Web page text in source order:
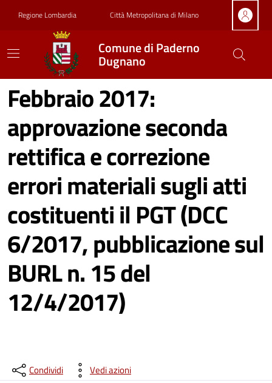
Regione Lombardia Città Metropolitana di Milano
Comune di Paderno
Dugnano
Febbraio 2017:
approvazione seconda
rettifica e correzione
errori materiali sugli atti
costituenti il PGT (DCC
6/2017, pubblicazione sul
BURL n. 15 del
12/4/2017)
Condividi Vedi azioni